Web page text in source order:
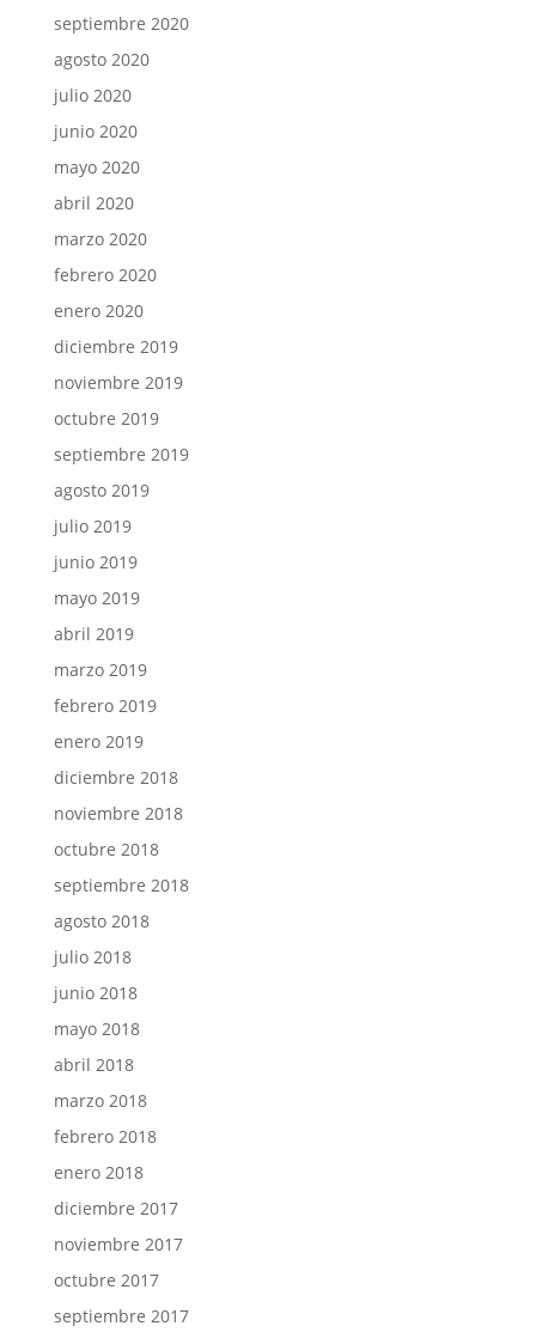
septiembre 2020
agosto 2020
julio 2020
junio 2020
mayo 2020
abril 2020
marzo 2020
febrero 2020
enero 2020
diciembre 2019
noviembre 2019
octubre 2019
septiembre 2019
agosto 2019
julio 2019
junio 2019
mayo 2019
abril 2019
marzo 2019
febrero 2019
enero 2019
diciembre 2018
noviembre 2018
octubre 2018
septiembre 2018
agosto 2018
julio 2018
junio 2018
mayo 2018
abril 2018
marzo 2018
febrero 2018
enero 2018
diciembre 2017
noviembre 2017
octubre 2017
septiembre 2017